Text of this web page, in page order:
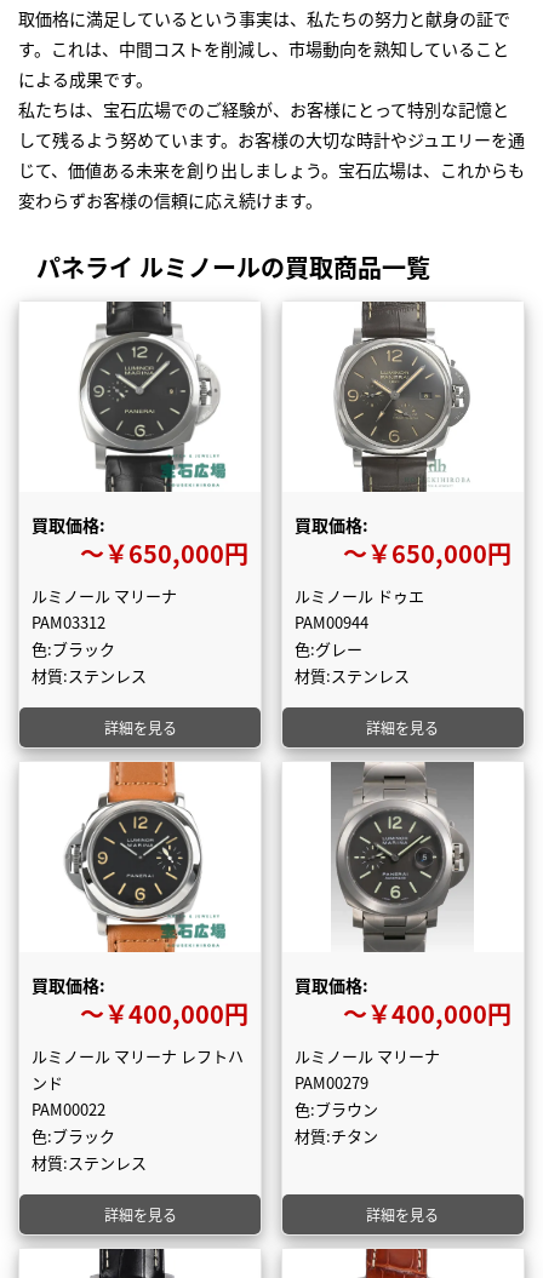
取価格に満足しているという事実は、私たちの努力と献身の証で
す。これは、中間コストを削減し、市場動向を熟知していること
による成果です。
私たちは、宝石広場でのご経験が、お客様にとって特別な記憶と
して残るよう努めています。お客様の大切な時計やジュエリーを通
じて、価値ある未来を創り出しましょう。宝石広場は、これからも
変わらずお客様の信頼に応え続けます。
パネライ ルミノールの買取商品一覧
買取価格:
〜￥650,000円
ルミノール マリーナ
PAM03312
色:ブラック
材質:ステンレス
詳細を見る
買取価格:
〜￥650,000円
ルミノール ドゥエ
PAM00944
色:グレー
材質:ステンレス
詳細を見る
買取価格:
〜￥400,000円
ルミノール マリーナ レフトハ
ンド
PAM00022
色:ブラック
材質:ステンレス
詳細を見る
買取価格:
〜￥400,000円
ルミノール マリーナ
PAM00279
色:ブラウン
材質:チタン
詳細を見る